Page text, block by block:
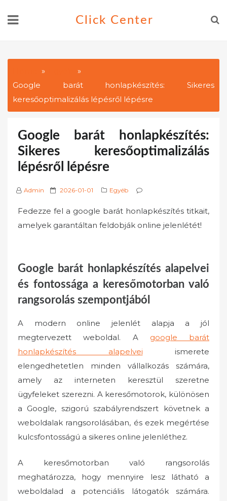
Click Center
Google barát honlapkészítés: Sikeres
keresőoptimalizálás lépésről lépésre
Google barát honlapkészítés:
Sikeres keresőoptimalizálás
lépésről lépésre
Admin
P
s
t
o
2026-01-01 Egyéb
Fedezze fel a google barát honlapkészítés titkait,
amelyek garantáltan feldobják online jelenlétét!
Google barát honlapkészítés alapelvei
és fontossága a keresőmotorban való
rangsorolás szempontjából
A modern online jelenlét alapja a jól
megtervezett weboldal. A google barát
honlapkészítés alapelvei ismerete
elengedhetetlen minden vállalkozás számára,
amely az interneten keresztül szeretne
ügyfeleket szerezni. A keresőmotorok, különösen
a Google, szigorú szabályrendszert követnek a
weboldalak rangsorolásában, és ezek megértése
kulcsfontosságú a sikeres online jelenléthez.
A keresőmotorban való rangsorolás
meghatározza, hogy mennyire lesz látható a
weboldalad a potenciális látogatók számára.